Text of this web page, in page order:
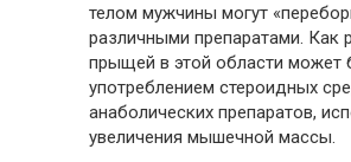
телом мужчины могут
различными препаратами. Как
прыщей в этой области может
употреблением стероидных
анаболических препаратов,
увеличения мышечной массы.